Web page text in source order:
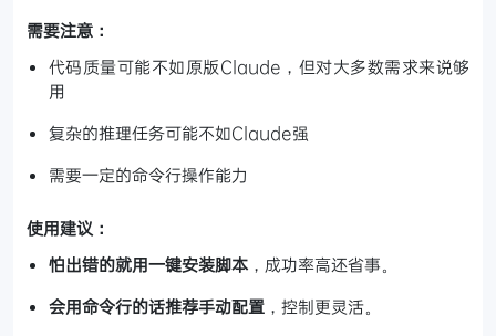
需要注意：
代码质量可能不如原版Claude，但对大多数需求来说够
用
复杂的推理任务可能不如Claude强
需要一定的命令行操作能力
使用建议：
怕出错的就用一键安装脚本 ，成功率高还省事。
会用命令行的话推荐手动配置 ，控制更灵活。